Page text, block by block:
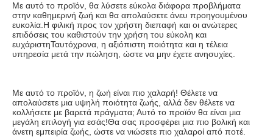
Με αυτό το προϊόν, θα λύσετε εύκολα διάφορα προβλήματα
στην καθημερινή ζωή και θα απολαύσετε άνευ προηγουμένου
ευκολία.Η φιλική προς τον χρήστη διεπαφή και οι ανώτερες
επιδόσεις του καθιστούν την χρήση του εύκολη και
ευχάριστηΤαυτόχρονα, η αξιόπιστη ποιότητα και η τέλεια
υπηρεσία μετά την πώληση, ώστε να μην έχετε ανησυχίες.
Με αυτό το προϊόν, η ζωή είναι πιο χαλαρή! Θέλετε να
απολαύσετε μια υψηλή ποιότητα ζωής, αλλά δεν θέλετε να
κολλήσετε με βαρετά πράγματα; Αυτό το προϊόν θα είναι μια
μεγάλη επιλογή για εσάς!Θα σας προσφέρει μια πιο βολική και
άνετη εμπειρία ζωής, ώστε να νιώσετε πιο χαλαροί από ποτέ.